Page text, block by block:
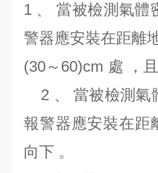
1 、 當被檢測氣體
警器應安裝在距離
(30～60)cm
2 、 當被檢測氣
報警器應安裝在距
向下 。